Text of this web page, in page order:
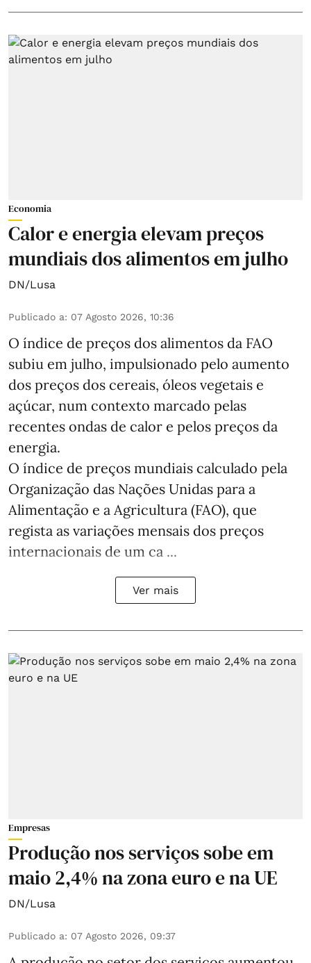
Economia
Calor e energia elevam preços
mundiais dos alimentos em julho
DN/Lusa
Publicado a: 07 Agosto 2026, 10:36
O índice de preços dos alimentos da FAO
subiu em julho, impulsionado pelo aumento
dos preços dos cereais, óleos vegetais e
açúcar, num contexto marcado pelas
recentes ondas de calor e pelos preços da
energia.
O índice de preços mundiais calculado pela
Organização das Nações Unidas para a
Alimentação e a Agricultura (FAO), que
regista as variações mensais dos preços
internacionais de um ca ...
Ver mais
Empresas
Produção nos serviços sobe em
maio 2,4% na zona euro e na UE
DN/Lusa
Publicado a: 07 Agosto 2026, 09:37